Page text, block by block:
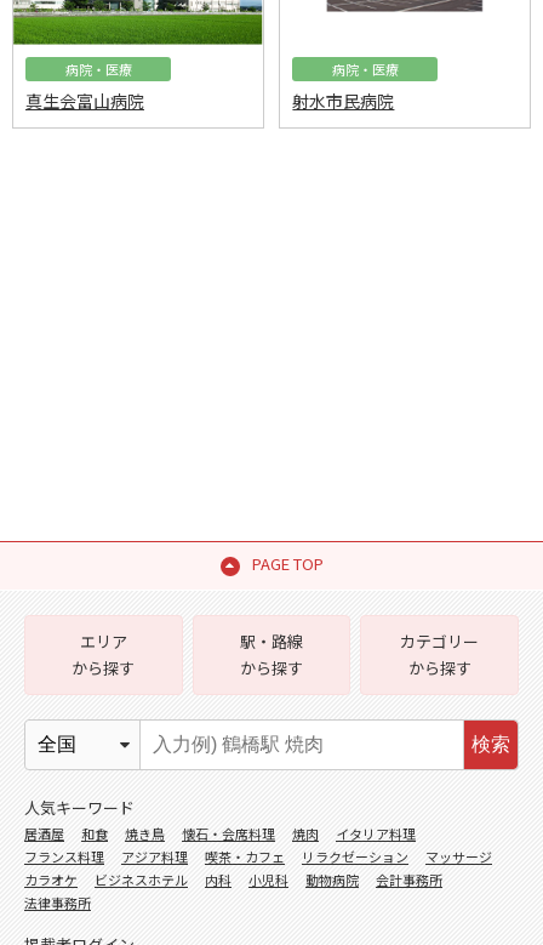
病院・医療
真生会富山病院
病院・医療
射水市民病院
PAGE TOP
エリア
から探す
駅・路線
から探す
カテゴリー
から探す
検索
人気キーワード
居酒屋 和食 焼き鳥 懐石・会席料理 焼肉
イタリア料理
フランス料理
アジア料理 喫茶・カフェ リラクゼーション
マッサージ
カラオケ
ビジネスホテル 内科 小児科 動物病院
会計事務所
法律事務所